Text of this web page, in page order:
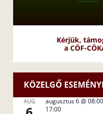
Kérjük,
a CÖF-
KÖZELGŐ
AUG augusztus 6 @ 08:00
17:00